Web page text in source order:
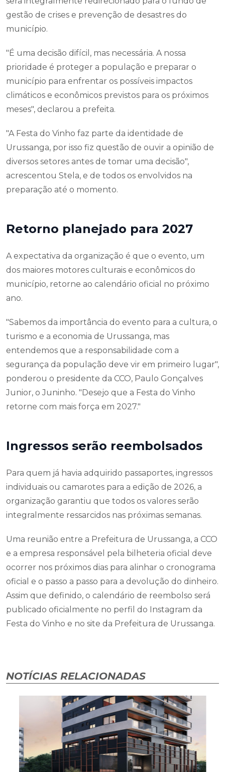
gestão de crises e prevenção de desastres do
município.
"É uma decisão difícil, mas necessária. A nossa
prioridade é proteger a população e preparar o
município para enfrentar os possíveis impactos
climáticos e econômicos previstos para os próximos
meses", declarou a prefeita.
"A Festa do Vinho faz parte da identidade de
Urussanga, por isso fiz questão de ouvir a opinião de
diversos setores antes de tomar uma decisão",
acrescentou Stela, e de todos os envolvidos na
preparação até o momento.
Retorno planejado para 2027
A expectativa da organização é que o evento, um
dos maiores motores culturais e econômicos do
município, retorne ao calendário oficial no próximo
ano.
"Sabemos da importância do evento para a cultura, o
turismo e a economia de Urussanga, mas
entendemos que a responsabilidade com a
segurança da população deve vir em primeiro lugar",
ponderou o presidente da CCO, Paulo Gonçalves
Junior, o Juninho. "Desejo que a Festa do Vinho
retorne com mais força em 2027."
Ingressos serão reembolsados
Para quem já havia adquirido passaportes, ingressos
individuais ou camarotes para a edição de 2026, a
organização garantiu que todos os valores serão
integralmente ressarcidos nas próximas semanas.
Uma reunião entre a Prefeitura de Urussanga, a CCO
e a empresa responsável pela bilheteria oficial deve
ocorrer nos próximos dias para alinhar o cronograma
oficial e o passo a passo para a devolução do dinheiro.
Assim que definido, o calendário de reembolso será
publicado oficialmente no perfil do Instagram da
Festa do Vinho e no site da Prefeitura de Urussanga.
NOTÍCIAS RELACIONADAS